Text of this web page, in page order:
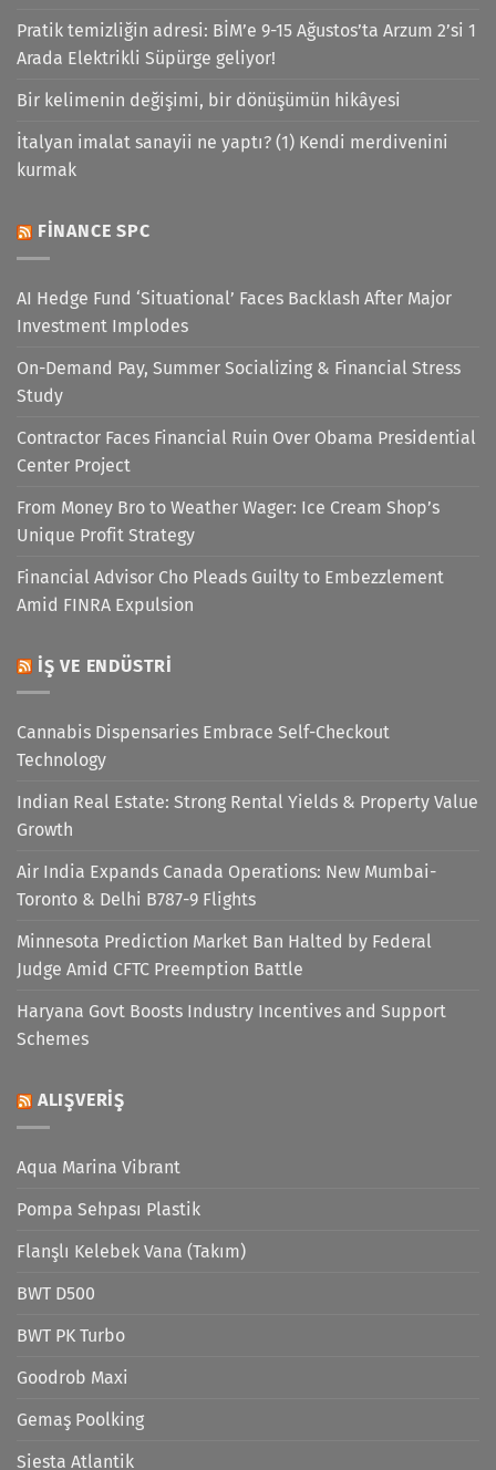
Pratik temizliğin adresi: BİM’e 9-15 Ağustos’ta Arzum 2’si 1
Arada Elektrikli Süpürge geliyor!
Bir kelimenin değişimi, bir dönüşümün hikâyesi
İtalyan imalat sanayii ne yaptı? (1) Kendi merdivenini
kurmak
FINANCE SPC
AI Hedge Fund ‘Situational’ Faces Backlash After Major
Investment Implodes
On-Demand Pay, Summer Socializing & Financial Stress
Study
Contractor Faces Financial Ruin Over Obama Presidential
Center Project
From Money Bro to Weather Wager: Ice Cream Shop’s
Unique Profit Strategy
Financial Advisor Cho Pleads Guilty to Embezzlement
Amid FINRA Expulsion
İŞ VE ENDÜSTRI
Cannabis Dispensaries Embrace Self-Checkout
Technology
Indian Real Estate: Strong Rental Yields & Property Value
Growth
Air India Expands Canada Operations: New Mumbai-
Toronto & Delhi B787-9 Flights
Minnesota Prediction Market Ban Halted by Federal
Judge Amid CFTC Preemption Battle
Haryana Govt Boosts Industry Incentives and Support
Schemes
ALIŞVERIŞ
Aqua Marina Vibrant
Pompa Sehpası Plastik
Flanşlı Kelebek Vana (Takım)
BWT D500
BWT PK Turbo
Goodrob Maxi
Gemaş Poolking
Siesta Atlantik